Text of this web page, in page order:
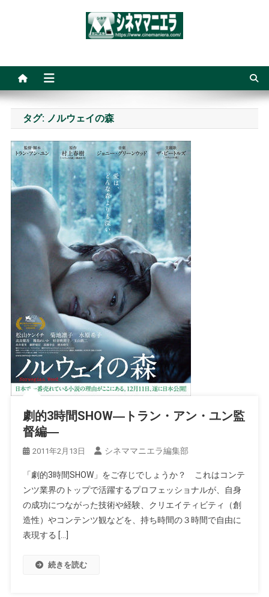
タグ: ノルウェイの森
劇的3時間SHOW―トラン・アン・ユン監
督編―
2011年2月13日 シネママニエラ編集部
「劇的3時間SHOW」をご存じでしょうか？ これはコンテ
ンツ業界のトップで活躍するプロフェッショナルが、自身
の成功につながった技術や経験、クリエイティビティ（創
造性）やコンテンツ観などを、持ち時間の３時間で自由に
表現する […]
続きを読む